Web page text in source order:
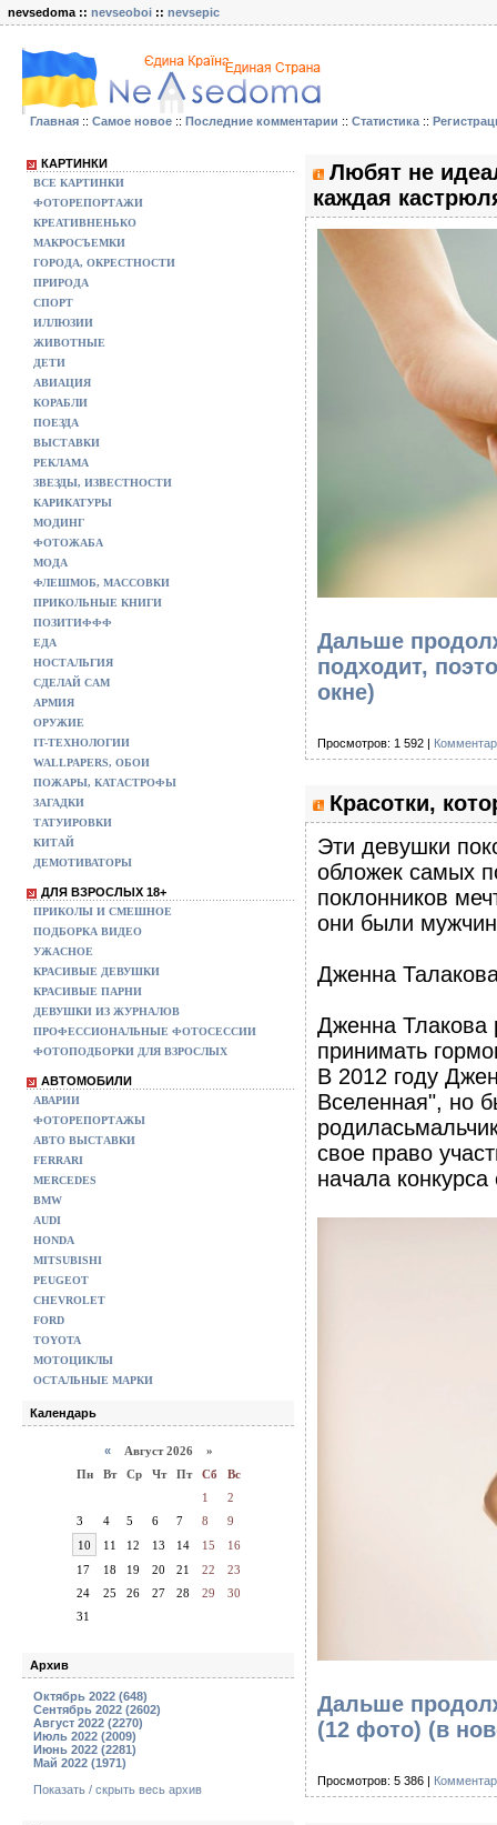
nevsedoma :: nevseoboi :: nevsepic
Главная :: Самое новое :: Последние комментарии :: Статистика ::
КАРТИНКИ
ВСЕ КАРТИНКИ
ФОТОРЕПОРТАЖИ
КРЕАТИВНЕНЬКО
МАКРОСЪЕМКИ
ГОРОДА, ОКРЕСТНОСТИ
ПРИРОДА
СПОРТ
ИЛЛЮЗИИ
ЖИВОТНЫЕ
ДЕТИ
АВИАЦИЯ
КОРАБЛИ
ПОЕЗДА
ВЫСТАВКИ
РЕКЛАМА
ЗВЕЗДЫ, ИЗВЕСТНОСТИ
КАРИКАТУРЫ
МОДИНГ
ФОТОЖАБА
МОДА
ФЛЕШМОБ, МАССОВКИ
ПРИКОЛЬНЫЕ КНИГИ
ПОЗИТИФФФ
ЕДА
НОСТАЛЬГИЯ
СДЕЛАЙ САМ
АРМИЯ
ОРУЖИЕ
IT-ТЕХНОЛОГИИ
WALLPAPERS, ОБОИ
ПОЖАРЫ, КАТАСТРОФЫ
ЗАГАДКИ
ТАТУИРОВКИ
КИТАЙ
ДЕМОТИВАТОРЫ
ДЛЯ ВЗРОСЛЫХ 18+
ПРИКОЛЫ И СМЕШНОЕ
ПОДБОРКА ВИДЕО
УЖАСНОЕ
КРАСИВЫЕ ДЕВУШКИ
КРАСИВЫЕ ПАРНИ
ДЕВУШКИ ИЗ ЖУРНАЛОВ
ПРОФЕССИОНАЛЬНЫЕ ФОТОСЕССИИ
ФОТОПОДБОРКИ ДЛЯ ВЗРОСЛЫХ
АВТОМОБИЛИ
АВАРИИ
ФОТОРЕПОРТАЖЫ
АВТО ВЫСТАВКИ
FERRARI
MERCEDES
BMW
AUDI
HONDA
MITSUBISHI
PEUGEOT
CHEVROLET
FORD
TOYOTA
МОТОЦИКЛЫ
ОСТАЛЬНЫЕ МАРКИ
Календарь
« Август 2026 »
Пн
Вт Ср Чт Пт Сб
Вс
1
2
3
4 5 6 7 8
9
10
11 12 13 14 15
16
17
18 19 20 21 22
23
24
25 26 27 28 29
30
31
Архив
Октябрь 2022 (648)
Сентябрь 2022 (2602)
Август 2022 (2270)
Июль 2022 (2009)
Июнь 2022 (2281)
Май 2022 (1971)
Показать / скрыть весь архив
Любят не
каждая
Дальше
подходит,
окне)
Просмотров: 1 592 |
Красотки,
Эти девушки
обложек самых
поклонников
они были
Дженна
Дженна Тлакова
принимать
В 2012 году
Вселенная", но
свое право
начала
Дальше
(12 фото) (в
Просмотров: 5 386 |